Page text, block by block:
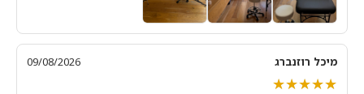
מיכל רוזנברג 09/08/2026
★★★★★
★★★★★